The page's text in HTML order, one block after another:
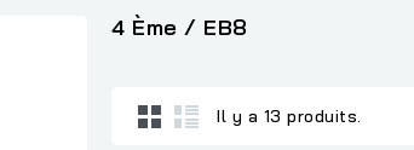
4 Ème / EB8
Il y a 13 produits.